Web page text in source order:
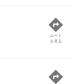
ルート
を見る